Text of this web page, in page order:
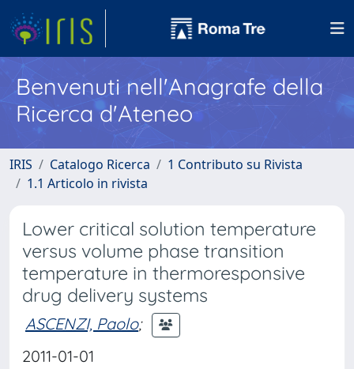
Benvenuti nell'Anagrafe della
Ricerca d'Ateneo
IRIS Catalogo Ricerca
1 Contributo su Rivista
1.1 Articolo in rivista
Lower critical solution temperature
versus volume phase transition
temperature in thermoresponsive
drug delivery systems
ASCENZI, Paolo;
2011-01-01